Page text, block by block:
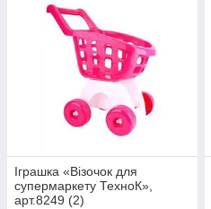
Іграшка «Візочок для
супермаркету ТехноК»,
арт.8249 (2)